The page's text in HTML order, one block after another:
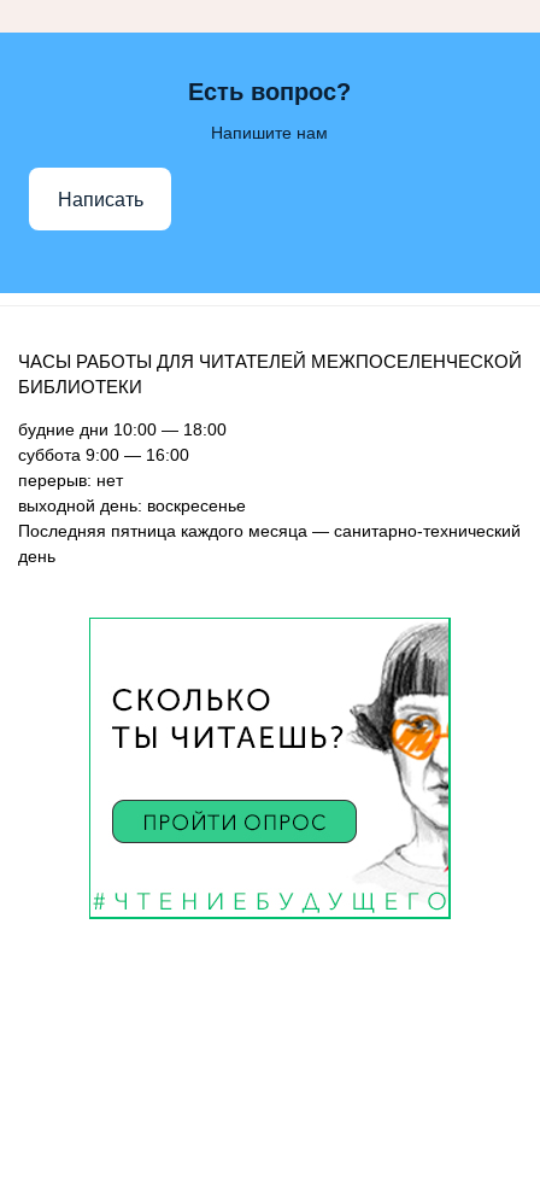
Есть вопрос?
Напишите нам
Написать
ЧАСЫ РАБОТЫ ДЛЯ ЧИТАТЕЛЕЙ МЕЖПОСЕЛЕНЧЕСКОЙ
БИБЛИОТЕКИ
будние дни 10:00 — 18:00
суббота 9:00 — 16:00
перерыв: нет
выходной день: воскресенье
Последняя пятница каждого месяца — санитарно-технический
день